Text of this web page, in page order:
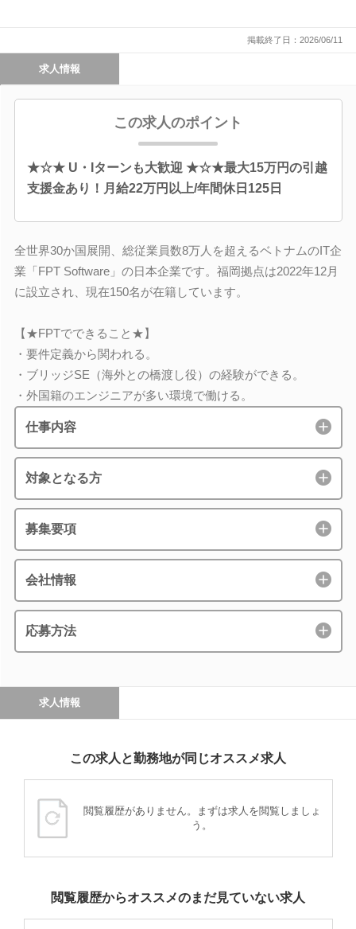
掲載終了日：2026/06/11
求人情報
この求人のポイント
★☆★ U・Iターンも大歓迎 ★☆★最大15万円の引越
支援金あり！月給22万円以上/年間休日125日
全世界30か国展開、総従業員数8万人を超えるベトナムのIT企
業「FPT Software」の日本企業です。福岡拠点は2022年12月
に設立され、現在150名が在籍しています。
【★FPTでできること★】
・要件定義から関われる。
・ブリッジSE（海外との橋渡し役）の経験ができる。
・外国籍のエンジニアが多い環境で働ける。
仕事内容
対象となる方
募集要項
会社情報
応募方法
求人情報
この求人と勤務地が同じオススメ求人
閲覧履歴がありません。まずは求人を閲覧しましょ
う。
閲覧履歴からオススメのまだ見ていない求人